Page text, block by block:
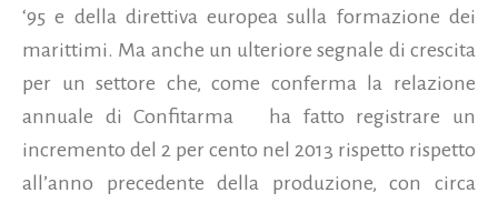
‘95 e della direttiva europea sulla formazione dei
marittimi. Ma anche un ulteriore segnale di crescita
per un settore che, come conferma la relazione
annuale di Confitarma ha fatto registrare un
incremento del 2 per cento nel 2013 rispetto rispetto
all’anno precedente della produzione, con circa